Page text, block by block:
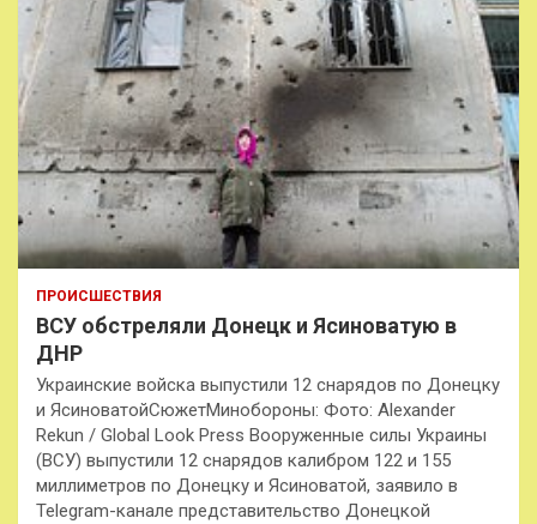
ПРОИСШЕСТВИЯ
ВСУ обстреляли Донецк и Ясиноватую в
ДНР
Украинские войска выпустили 12 снарядов по Донецку
и ЯсиноватойСюжетМинобороны: Фото: Alexander
Rekun / Global Look Press Вооруженные силы Украины
(ВСУ) выпустили 12 снарядов калибром 122 и 155
миллиметров по Донецку и Ясиноватой, заявило в
Telegram-канале представительство Донецкой